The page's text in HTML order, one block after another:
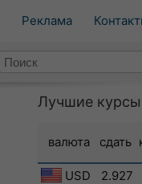
Реклама
Лучшие
валюта сдать
USD 2.927